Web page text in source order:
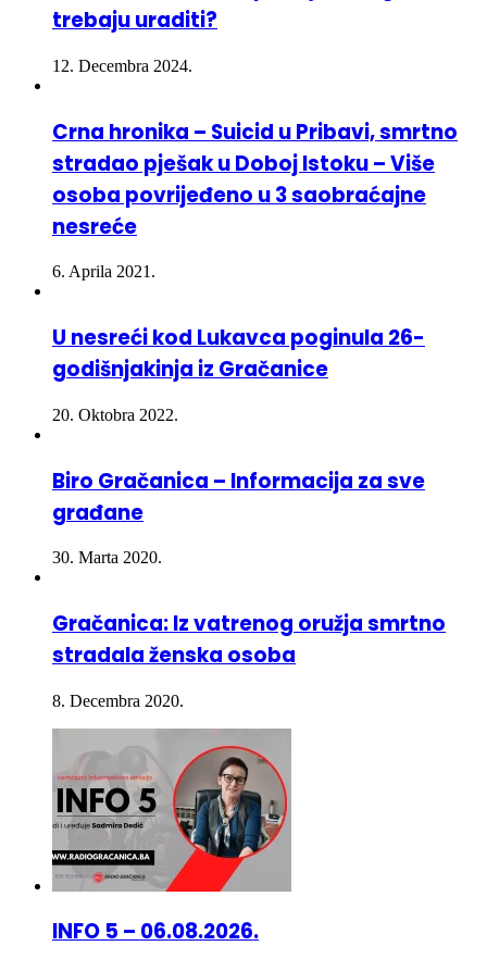
12. Decembra 2024.
stradao pješak u Doboj Istoku – Više
osoba povrijeđeno u 3 saobraćajne
nesreće
6. Aprila 2021.
godišnjakinja iz Gračanice
20. Oktobra 2022.
građane
30. Marta 2020.
stradala ženska osoba
8. Decembra 2020.
INFO 5 – 06.08.2026.
6. Avgusta 2026.